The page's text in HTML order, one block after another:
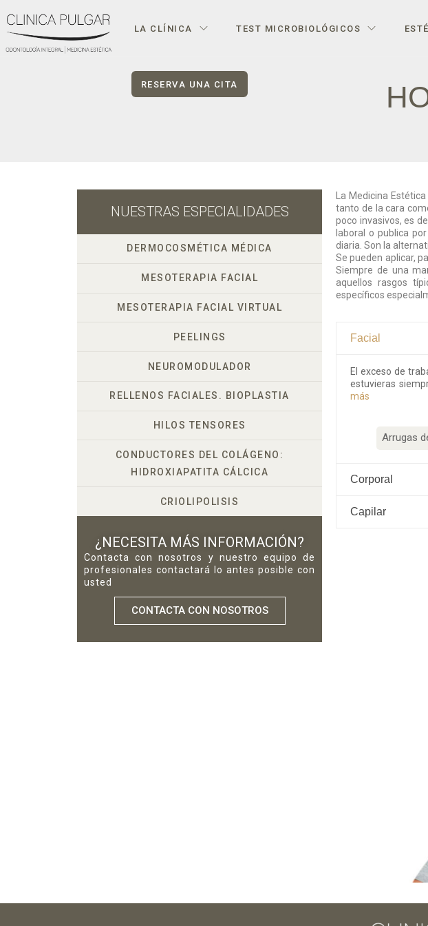
LA CLÍNICA TEST MICROBIOLÓGICOS
RESERVA UNA CITA
NUESTRAS ESPECIALIDADES
DERMOCOSMÉTICA MÉDICA
MESOTERAPIA FACIAL
MESOTERAPIA FACIAL VIRTUAL
PEELINGS
NEUROMODULADOR
RELLENOS FACIALES. BIOPLASTIA
HILOS TENSORES
CONDUCTORES DEL COLÁGENO:
HIDROXIAPATITA CÁLCICA
CRIOLIPOLISIS
¿NECESITA MÁS INFORMACIÓN?
Contacta con nosotros y nuestro equipo de
profesionales contactará lo antes posible con
usted
CONTACTA CON NOSOTROS
La Medicina
tanto de la cara
poco invasivos, es
laboral o publica
diaria. Son la
Se pueden aplicar,
Siempre de una
aquellos rasgos
específicos
Facial
El exceso de
estuvieras
más
Arrugas
Corporal
Capilar